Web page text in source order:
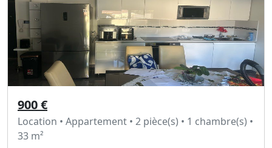
900 €
Location • Appartement • 2 pièce(s) • 1 chambre(s) •
33 m²